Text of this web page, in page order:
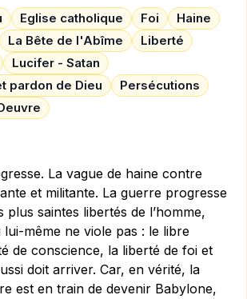
Eglise catholique Foi
Haine
La Bête de l'Abîme
Liberté
Lucifer - Satan
pardon de Dieu
Persécutions
La vague de haine contre
et militante. La guerre progresse
plus saintes libertés de l’homme,
lui-même ne viole pas : le libre
de conscience, la liberté de foi et
doit arriver. Car, en vérité, la
est en train de devenir Babylone,